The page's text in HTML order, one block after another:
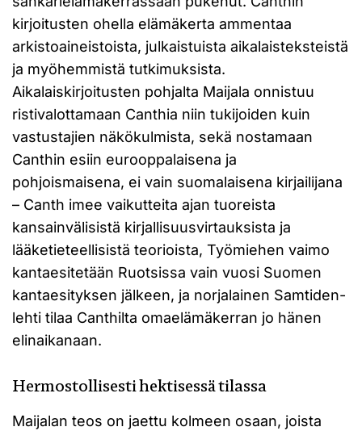
kirjoitusten ohella elämäkerta ammentaa
arkistoaineistoista, julkaistuista aikalaisteksteistä
ja myöhemmistä tutkimuksista.
Aikalaiskirjoitusten pohjalta Maijala onnistuu
ristivalottamaan Canthia niin tukijoiden kuin
vastustajien näkökulmista, sekä nostamaan
Canthin esiin eurooppalaisena ja
pohjoismaisena, ei vain suomalaisena kirjailijana
– Canth imee vaikutteita ajan tuoreista
kansainvälisistä kirjallisuusvirtauksista ja
lääketieteellisistä teorioista, Työmiehen vaimo
kantaesitetään Ruotsissa vain vuosi Suomen
kantaesityksen jälkeen, ja norjalainen Samtiden-
lehti tilaa Canthilta omaelämäkerran jo hänen
elinaikanaan.
Hermostollisesti hektisessä tilassa
Maijalan teos on jaettu kolmeen osaan, joista